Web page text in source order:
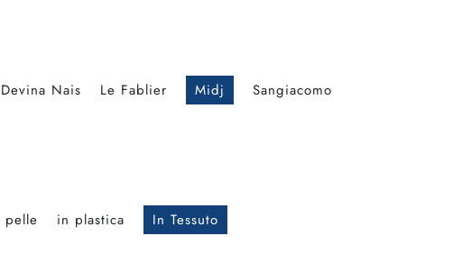
Devina Nais Le Fablier Midj Sangiacomo
pelle in plastica In Tessuto